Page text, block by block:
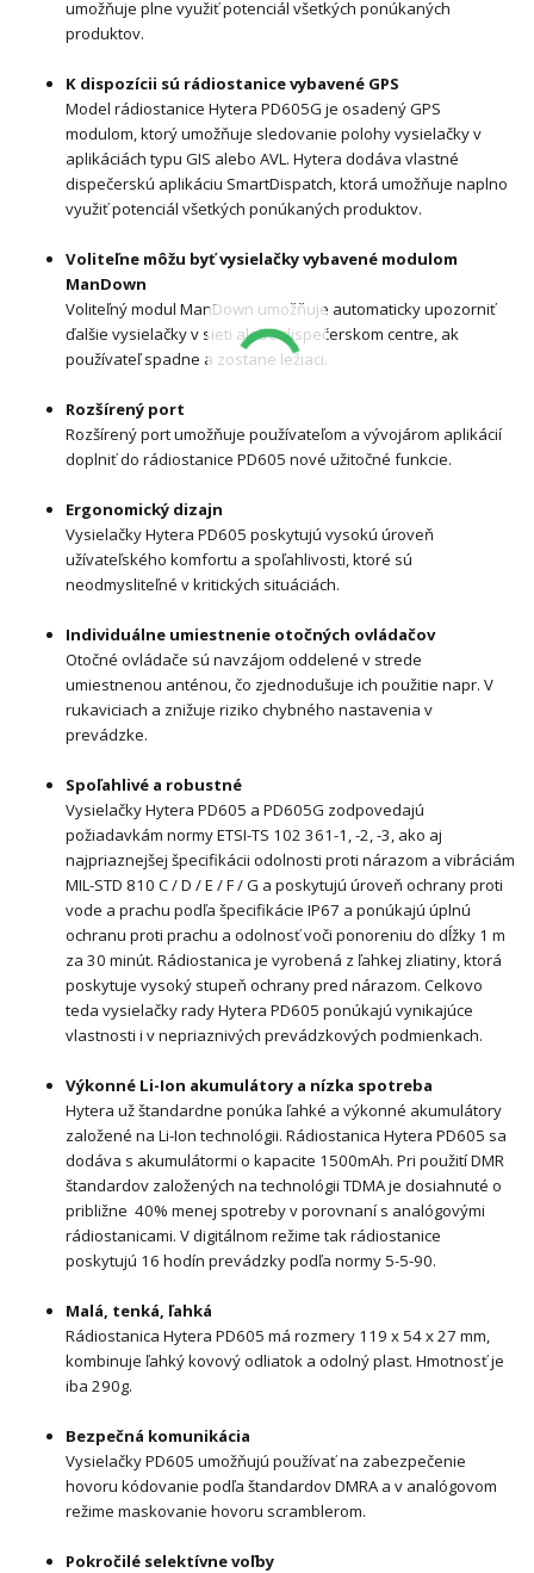
umožňuje plne využiť potenciál všetkých ponúkaných
produktov.
K dispozícii sú rádiostanice vybavené GPS
Model rádiostanice Hytera PD605G je osadený GPS
modulom, ktorý umožňuje sledovanie polohy vysielačky v
aplikáciách typu GIS alebo AVL. Hytera dodáva vlastné
dispečerskú aplikáciu SmartDispatch, ktorá umožňuje naplno
využiť potenciál všetkých ponúkaných produktov.
Voliteľne môžu byť vysielačky vybavené modulom
ManDown
Voliteľný modul ManDown umožňuje automaticky upozorniť
ďalšie vysielačky v sieti alebo dispečerskom centre, ak
používateľ spadne a zostane ležiaci.
Rozšírený port
Rozšírený port umožňuje používateľom a vývojárom aplikácií
doplniť do rádiostanice PD605 nové užitočné funkcie.
Ergonomický dizajn
Vysielačky Hytera PD605 poskytujú vysokú úroveň
užívateľského komfortu a spoľahlivosti, ktoré sú
neodmysliteľné v kritických situáciách.
Individuálne umiestnenie otočných ovládačov
Otočné ovládače sú navzájom oddelené v strede
umiestnenou anténou, čo zjednodušuje ich použitie napr. V
rukaviciach a znižuje riziko chybného nastavenia v
prevádzke.
Spoľahlivé a robustné
Vysielačky Hytera PD605 a PD605G zodpovedajú
požiadavkám normy ETSI-TS 102 361-1, -2, -3, ako aj
najpriaznejšej špecifikácii odolnosti proti nárazom a vibráciám
MIL-STD 810 C / D / E / F / G a poskytujú úroveň ochrany proti
vode a prachu podľa špecifikácie IP67 a ponúkajú úplnú
ochranu proti prachu a odolnosť voči ponoreniu do dĺžky 1 m
za 30 minút. Rádiostanica je vyrobená z ľahkej zliatiny, ktorá
poskytuje vysoký stupeň ochrany pred nárazom. Celkovo
teda vysielačky rady Hytera PD605 ponúkajú vynikajúce
vlastnosti i v nepriaznivých prevádzkových podmienkach.
Výkonné Li-Ion akumulátory a nízka spotreba
Hytera už štandardne ponúka ľahké a výkonné akumulátory
založené na Li-Ion technológii. Rádiostanica Hytera PD605 sa
dodáva s akumulátormi o kapacite 1500mAh. Pri použití DMR
štandardov založených na technológii TDMA je dosiahnuté o
približne 40% menej spotreby v porovnaní s analógovými
rádiostanicami. V digitálnom režime tak rádiostanice
poskytujú 16 hodín prevádzky podľa normy 5-5-90.
Malá, tenká, ľahká
Rádiostanica Hytera PD605 má rozmery 119 x 54 x 27 mm,
kombinuje ľahký kovový odliatok a odolný plast. Hmotnosť je
iba 290g.
Bezpečná komunikácia
Vysielačky PD605 umožňujú používať na zabezpečenie
hovoru kódovanie podľa štandardov DMRA a v analógovom
režime maskovanie hovoru scramblerom.
Pokročilé selektívne voľby